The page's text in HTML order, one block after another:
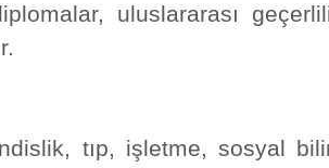
uluslararası
tıp, işletme, sosyal